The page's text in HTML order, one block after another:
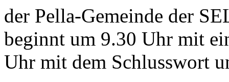
der Pella-Gemeinde der
beginnt um 9.30 Uhr mit
Uhr mit dem Schlusswort